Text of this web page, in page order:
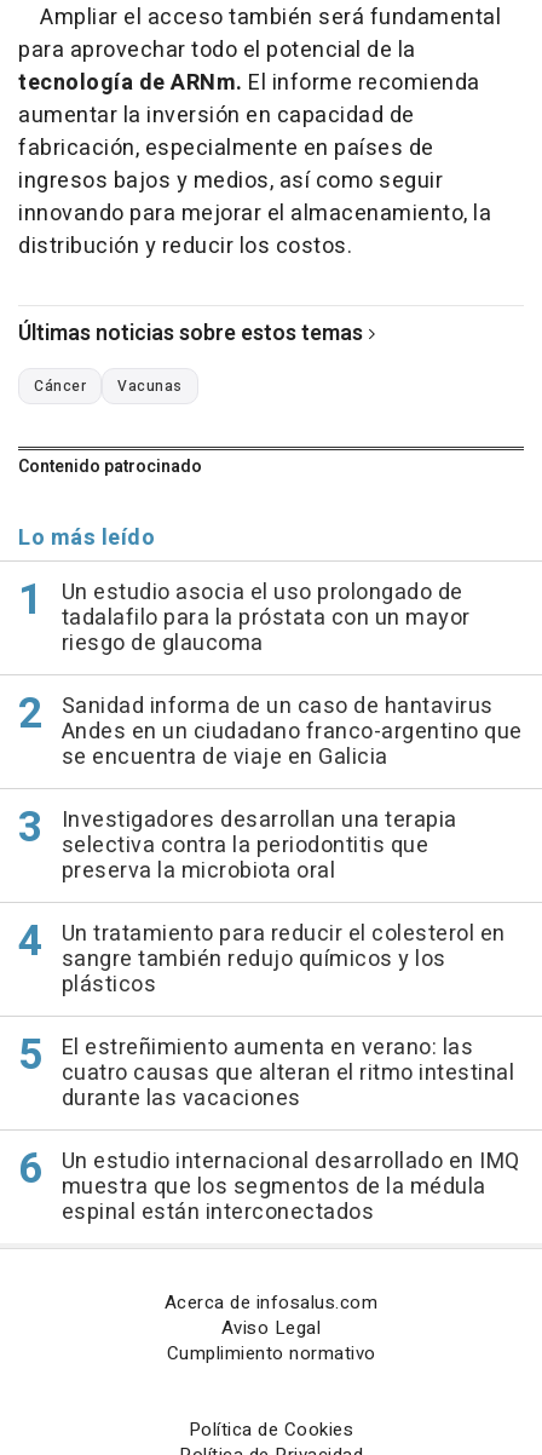
Ampliar el acceso también será fundamental
para aprovechar todo el potencial de la
tecnología de ARNm. El informe recomienda
aumentar la inversión en capacidad de
fabricación, especialmente en países de
ingresos bajos y medios, así como seguir
innovando para mejorar el almacenamiento, la
distribución y reducir los costos.
Últimas noticias sobre estos temas
Cáncer Vacunas
Contenido patrocinado
Lo más leído
Un estudio asocia el uso prolongado de
tadalafilo para la próstata con un mayor
riesgo de glaucoma
Sanidad informa de un caso de hantavirus
Andes en un ciudadano franco-argentino que
se encuentra de viaje en Galicia
Investigadores desarrollan una terapia
selectiva contra la periodontitis que
preserva la microbiota oral
Un tratamiento para reducir el colesterol en
sangre también redujo químicos y los
plásticos
El estreñimiento aumenta en verano: las
cuatro causas que alteran el ritmo intestinal
durante las vacaciones
Un estudio internacional desarrollado en IMQ
muestra que los segmentos de la médula
espinal están interconectados
Acerca de infosalus.com
Aviso Legal
Cumplimiento normativo
Política de Cookies